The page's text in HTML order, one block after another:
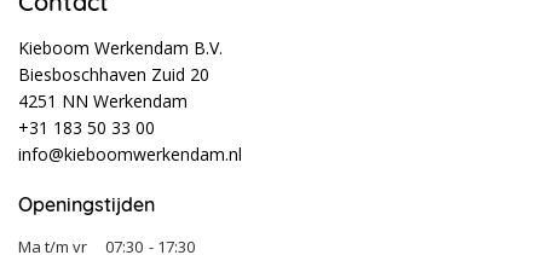
Kieboom Werkendam B.V.
Biesboschhaven Zuid 20
4251 NN Werkendam
+31 183 50 33 00
info@kieboomwerkendam.nl
Openingstijden
Ma t/m vr 07:30 - 17:30